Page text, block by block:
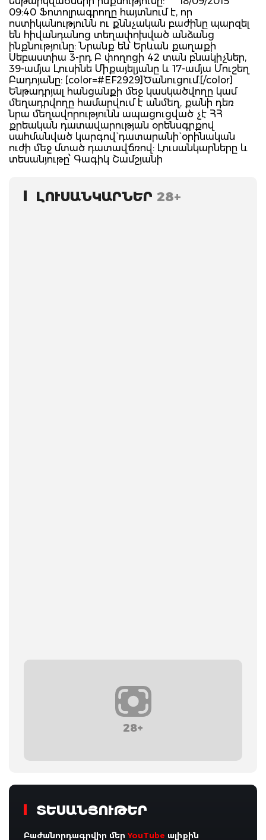
09:40 Ֆոտոլրագրողը հայտնում է, որ
ոստիկանությունն ու քննչական բաժինը պարզել
են հիվանդանոց տեղափոխված անձանց
ինքնությունը: Նրանք են՝ Երևան քաղաքի
Սեբաստիա 3-րդ Բ փողոցի 42 տան բնակիչներ,
39-ամյա Լուսինե Միքայելյանը և 17-ամյա Մուշեղ
Բադոյանը: [color=#EF2929]Ծանուցում.[/color]
Ենթադրյալ հանցանքի մեջ կասկածվողը կամ
մեղադրվողը համարվում է անմեղ, քանի դեռ
նրա մեղավորությունն ապացուցված չէ ՀՀ
քրեական դատավարության օրենսգրքով
սահմանված կարգով` դատարանի` օրինական
ուժի մեջ մտած դատավճռով: Լուսանկարները և
տեսանյութը՝ Գագիկ Շամշյանի
ԼՈՒՍԱՆԿԱՐՆԵՐ 28+
28+
ՏԵՍԱՆՅՈՒԹԵՐ
Բաժանորդագրվիր մերYouTube ալիքին